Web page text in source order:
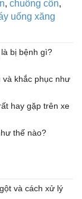
, chuông côn,
uống xăng
bị bệnh gì?
và khắc phục như
hay gặp trên xe
thế nào?
và cách xử lý